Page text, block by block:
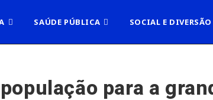
SAÚDE PÚBLICA SOCIAL E DIVERSÃO
para a